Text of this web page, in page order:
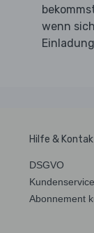
wenn
Hilfe &
DSGVO
Kundenservice
Abonnement